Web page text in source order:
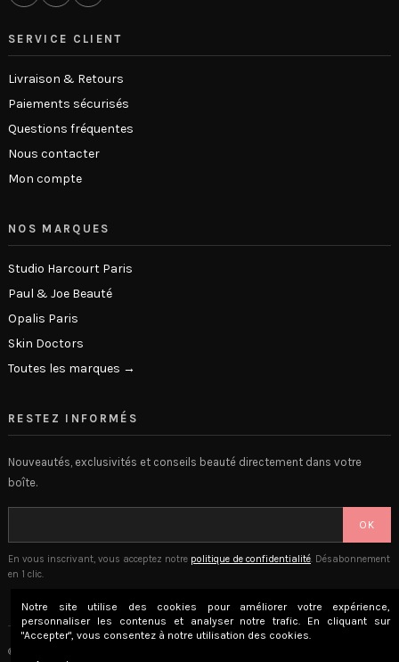
SERVICE CLIENT
Livraison & Retours
Paiements sécurisés
Questions fréquentes
Nous contacter
Mon compte
NOS MARQUES
Studio Harcourt Paris
Paul & Joe Beauté
Opalis Paris
Skin Doctors
Toutes les marques →
RESTEZ INFORMÉS
Nouveautés, exclusivités et conseils beauté directement dans votre
boîte.
OK
En vous inscrivant, vous acceptez notre politique de confidentialité . Désabonnement
en 1 clic.
© 2026 The Beauty Lounge · Place Privée SAS · Versailles, France
Notre site utilise des cookies pour améliorer votre expérience,
personnaliser les contenus et analyser notre trafic. En cliquant sur
"Accepter", vous consentez à notre utilisation des cookies.